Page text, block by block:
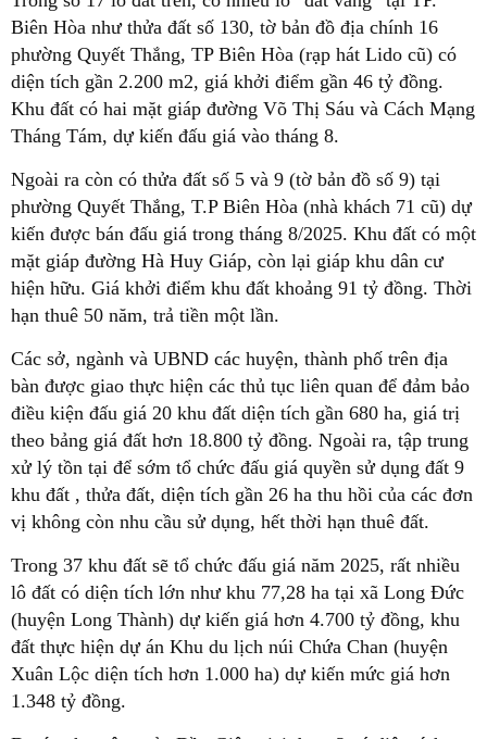
Biên Hòa như thửa đất số 130, tờ bản đồ địa chính 16
phường Quyết Thắng, TP Biên Hòa (rạp hát Lido cũ) có
diện tích gần 2.200 m2, giá khởi điểm gần 46 tỷ đồng.
Khu đất có hai mặt giáp đường Võ Thị Sáu và Cách Mạng
Tháng Tám, dự kiến đấu giá vào tháng 8.
Ngoài ra còn có thửa đất số 5 và 9 (tờ bản đồ số 9) tại
phường Quyết Thắng, T.P Biên Hòa (nhà khách 71 cũ) dự
kiến được bán đấu giá trong tháng 8/2025. Khu đất có một
mặt giáp đường Hà Huy Giáp, còn lại giáp khu dân cư
hiện hữu. Giá khởi điểm khu đất khoảng 91 tỷ đồng. Thời
hạn thuê 50 năm, trả tiền một lần.
Các sở, ngành và UBND các huyện, thành phố trên địa
bàn được giao thực hiện các thủ tục liên quan để đảm bảo
điều kiện đấu giá 20 khu đất diện tích gần 680 ha, giá trị
theo bảng giá đất hơn 18.800 tỷ đồng. Ngoài ra, tập trung
xử lý tồn tại để sớm tổ chức đấu giá quyền sử dụng đất 9
khu đất , thửa đất, diện tích gần 26 ha thu hồi của các đơn
vị không còn nhu cầu sử dụng, hết thời hạn thuê đất.
Trong 37 khu đất sẽ tổ chức đấu giá năm 2025, rất nhiều
lô đất có diện tích lớn như khu 77,28 ha tại xã Long Đức
(huyện Long Thành) dự kiến giá hơn 4.700 tỷ đồng, khu
đất thực hiện dự án Khu du lịch núi Chứa Chan (huyện
Xuân Lộc diện tích hơn 1.000 ha) dự kiến mức giá hơn
1.348 tỷ đồng.